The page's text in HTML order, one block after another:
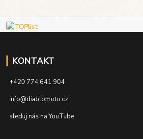
KONTAKT
+420 774 641 904
info@diablomoto.cz
sleduj nás na YouTube